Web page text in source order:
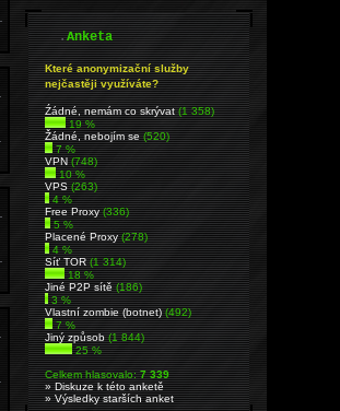
.Anketa
Které anonymizační služby
nejčastěji využíváte?
Źádné, nemám co skrývat(1 358)
19 %
Žádné, nebojím se(520)
7 %
VPN(748)
10 %
VPS(263)
4 %
Free Proxy(336)
5 %
Placené Proxy(278)
4 %
Síť TOR(1 314)
18 %
Jiné P2P sítě(186)
3 %
Vlastní zombie (botnet)(492)
7 %
Jiný způsob(1 844)
25 %
Celkem hlasovalo:7 339
» Diskuze k této anketě
» Výsledky starších anket